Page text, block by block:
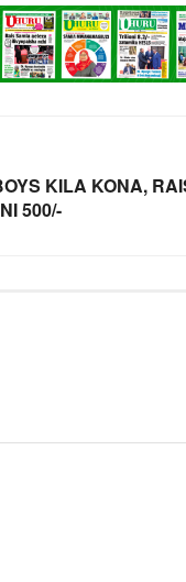
KILA KONA,
500/-